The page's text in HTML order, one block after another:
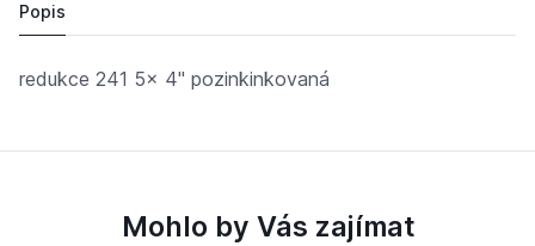
Popis
redukce 241 5x 4" pozinkinkovaná
Mohlo by Vás zajímat